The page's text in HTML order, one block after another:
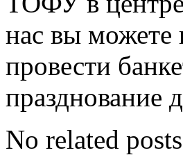
нас вы можете
провести
празднование
No related